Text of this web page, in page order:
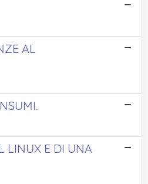
AL
LINUX E DI UNA